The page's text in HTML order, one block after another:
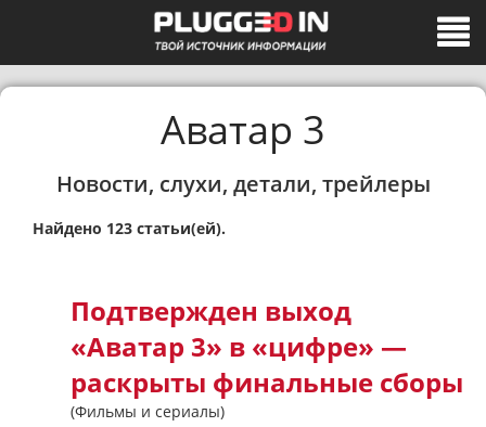
Аватар 3
Новости, слухи, детали, трейлеры
Найдено 123 статьи(ей).
Подтвержден выход
«Аватар 3» в «цифре» —
раскрыты финальные сборы
(Фильмы и сериалы)